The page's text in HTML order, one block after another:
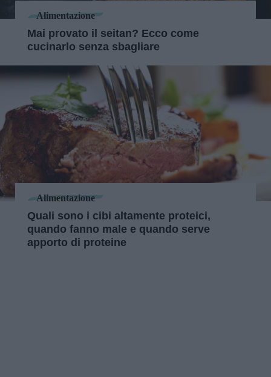
Alimentazione
Mai provato il seitan? Ecco come
cucinarlo senza sbagliare
Alimentazione
Quali sono i cibi altamente proteici,
quando fanno male e quando serve
apporto di proteine